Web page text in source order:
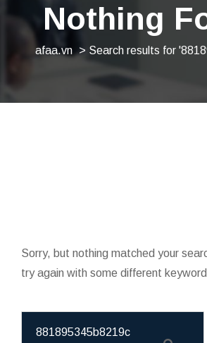
Nothing
afaa.vn > Search results for
Sorry, but nothing matched your
try again with some different